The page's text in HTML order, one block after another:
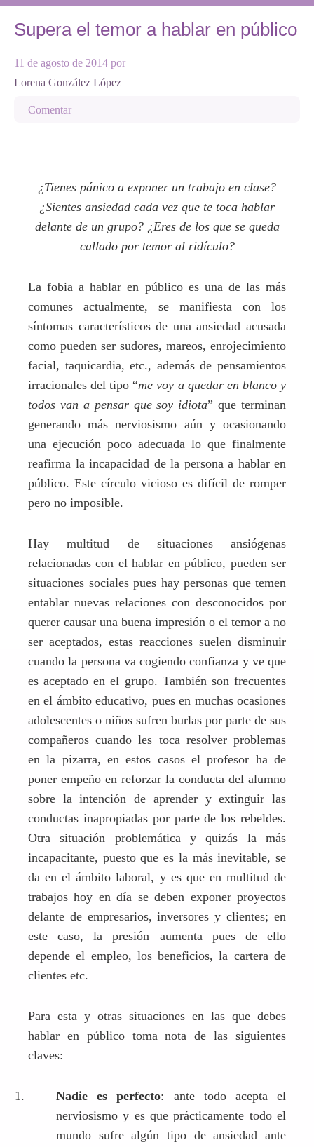
Supera el temor a hablar en público
11 de agosto de 2014 por
Lorena González López
Comentar
¿Tienes pánico a exponer un trabajo en clase?
¿Sientes ansiedad cada vez que te toca hablar
delante de un grupo? ¿Eres de los que se queda
callado por temor al ridículo?
La fobia a hablar en público es una de las más
comunes actualmente, se manifiesta con los
síntomas característicos de una ansiedad acusada
como pueden ser sudores, mareos, enrojecimiento
facial, taquicardia, etc., además de pensamientos
irracionales del tipo “me voy a quedar en blanco y
todos van a pensar que soy idiota” que terminan
generando más nerviosismo aún y ocasionando
una ejecución poco adecuada lo que finalmente
reafirma la incapacidad de la persona a hablar en
público. Este círculo vicioso es difícil de romper
pero no imposible.
Hay multitud de situaciones ansiógenas
relacionadas con el hablar en público, pueden ser
situaciones sociales pues hay personas que temen
entablar nuevas relaciones con desconocidos por
querer causar una buena impresión o el temor a no
ser aceptados, estas reacciones suelen disminuir
cuando la persona va cogiendo confianza y ve que
es aceptado en el grupo. También son frecuentes
en el ámbito educativo, pues en muchas ocasiones
adolescentes o niños sufren burlas por parte de sus
compañeros cuando les toca resolver problemas
en la pizarra, en estos casos el profesor ha de
poner empeño en reforzar la conducta del alumno
sobre la intención de aprender y extinguir las
conductas inapropiadas por parte de los rebeldes.
Otra situación problemática y quizás la más
incapacitante, puesto que es la más inevitable, se
da en el ámbito laboral, y es que en multitud de
trabajos hoy en día se deben exponer proyectos
delante de empresarios, inversores y clientes; en
este caso, la presión aumenta pues de ello
depende el empleo, los beneficios, la cartera de
clientes etc.
Para esta y otras situaciones en las que debes
hablar en público toma nota de las siguientes
claves:
Nadie es perfecto: ante todo acepta el
nerviosismo y es que prácticamente todo el
mundo sufre algún tipo de ansiedad ante